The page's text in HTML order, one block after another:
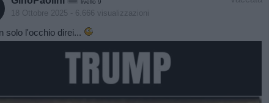
livello 9
18 Ottobre 2025 - 6.666 visualizzazioni
solo l'occhio direi...